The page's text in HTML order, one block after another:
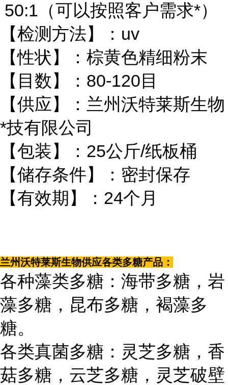
50:1（可以按照客户需求*）
【检测方法】：uv
【性状】：棕黄色精细粉末
【目数】：80-120目
【供应】：兰州沃特莱斯生物
*技有限公司
【包装】：25公斤/纸板桶
【储存条件】：密封保存
【有效期】：24个月
兰州沃特莱斯生物供应各类多糖产品：
各种藻类多糖：海带多糖，岩
藻多糖，昆布多糖，褐藻多
糖。
各类真菌多糖：灵芝多糖，香
菇多糖，云芝多糖，灵芝破壁